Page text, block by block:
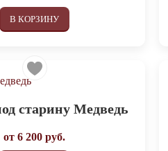
В КОРЗИНУ
старину Медведь
от6 200 руб.